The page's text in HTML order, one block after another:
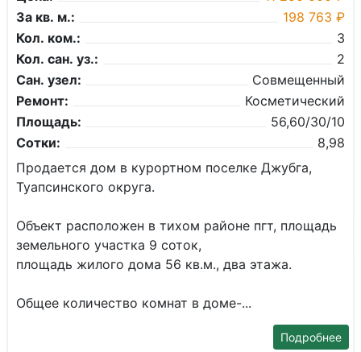
За кв. м.:
198 763 ₽
Кол. ком.:
3
Кол. сан. уз.:
2
Сан. узел:
Совмещенный
Ремонт:
Косметический
Площадь:
56,60/30/10
Сотки:
8,98
Продается дом в курортном поселке Джубга,
Туапсинского округа.
Объект расположен в тихом районе пгт, площадь
земельного участка 9 соток,
площадь жилого дома 56 кв.м., два этажа.
Общее количество комнат в доме-...
Подробнее